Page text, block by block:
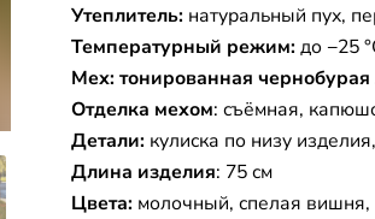
Утеплитель: натуральный пух,
Температурный режим: до −25
Мех: тонированная чернобурая
Отделка мехом: съёмная,
Детали: кулиска по низу
Длина изделия: 75 см
Цвета: молочный, спелая